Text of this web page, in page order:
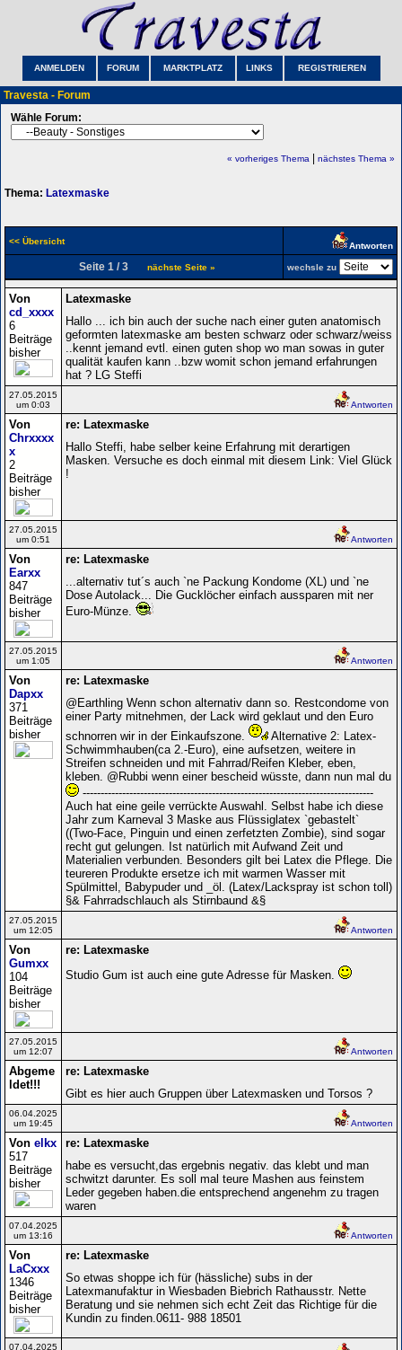
ANMELDEN FORUM MARKTPLATZ LINKS REGISTRIEREN
Travesta - Forum
Wähle Forum:
« vorheriges Thema nächstes Thema »
Thema: Latexmaske
<< Übersicht Antworten
Seite 1 / 3 nächste Seite » wechsle zu
Von
cd_xxxx
6
Beiträge
bisher
Latexmaske
Hallo ... ich bin auch der suche nach einer guten anatomisch
geformten latexmaske am besten schwarz oder schwarz/weiss
..kennt jemand evtl. einen guten shop wo man sowas in guter
qualität kaufen kann ..bzw womit schon jemand erfahrungen
hat ? LG Steffi
27.05.2015
um 0:03
Antworten
Von
Chrxxxx
x
2
Beiträge
bisher
re: Latexmaske
Hallo Steffi, habe selber keine Erfahrung mit derartigen
Masken. Versuche es doch einmal mit diesem Link: Viel Glück
!
27.05.2015
um 0:51
Antworten
Von
Earxx
847
Beiträge
bisher
re: Latexmaske
...alternativ tut´s auch `ne Packung Kondome (XL) und `ne
Dose Autolack... Die Gucklöcher einfach aussparen mit ner
Euro-Münze.
27.05.2015
um 1:05
Antworten
Von
Dapxx
371
Beiträge
bisher
re: Latexmaske
@Earthling Wenn schon alternativ dann so. Restcondome von
einer Party mitnehmen, der Lack wird geklaut und den Euro
schnorren wir in der Einkaufszone.
Alternative 2: Latex-
Schwimmhauben(ca 2.-Euro), eine aufsetzen, weitere in
Streifen schneiden und mit Fahrrad/Reifen Kleber, eben,
kleben. @Rubbi wenn einer bescheid wüsste, dann nun mal du
---------------------------------------------------------------------------------
Auch hat eine geile verrückte Auswahl. Selbst habe ich diese
Jahr zum Karneval 3 Maske aus Flüssiglatex `gebastelt`
((Two-Face, Pinguin und einen zerfetzten Zombie), sind sogar
recht gut gelungen. Ist natürlich mit Aufwand Zeit und
Materialien verbunden. Besonders gilt bei Latex die Pflege. Die
teureren Produkte ersetze ich mit warmen Wasser mit
Spülmittel, Babypuder und _öl. (Latex/Lackspray ist schon toll)
§& Fahrradschlauch als Stirnbaund &§
27.05.2015
um 12:05
Antworten
Von
Gumxx
104
Beiträge
bisher
re: Latexmaske
Studio Gum ist auch eine gute Adresse für Masken.
27.05.2015
um 12:07
Antworten
Abgeme
ldet!!!
re: Latexmaske
Gibt es hier auch Gruppen über Latexmasken und Torsos ?
06.04.2025
um 19:45
Antworten
Von elkx
517
Beiträge
bisher
re: Latexmaske
habe es versucht,das ergebnis negativ. das klebt und man
schwitzt darunter. Es soll mal teure Mashen aus feinstem
Leder gegeben haben.die entsprechend angenehm zu tragen
waren
07.04.2025
um 13:16
Antworten
Von
LaCxxx
1346
Beiträge
bisher
re: Latexmaske
So etwas shoppe ich für (hässliche) subs in der
Latexmanufaktur in Wiesbaden Biebrich Rathausstr. Nette
Beratung und sie nehmen sich echt Zeit das Richtige für die
Kundin zu finden.0611- 988 18501
07.04.2025